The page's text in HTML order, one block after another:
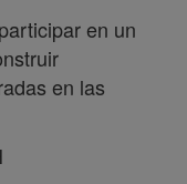
en un
en las